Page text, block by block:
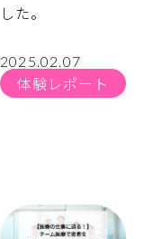
した。
2025.02.07
体験レポート